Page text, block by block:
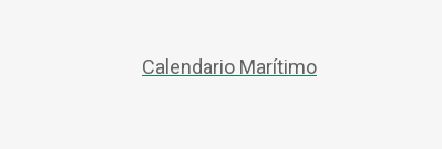
Calendario Marítimo